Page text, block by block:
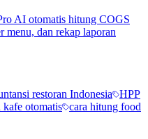
AI otomatis hitung COGS
menu, dan rekap laporan
restoran Indonesia
HPP
kafe otomatis cara hitung food